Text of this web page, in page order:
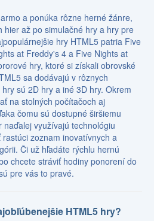
a ponúka rôzne herné žánre,
hier až po simulačné hry a hry pre
hry HTML5 patria Five
at Freddy's 4 a Five Nights at
hry, ktoré si získali obrovské
sa dodávajú v rôznych
sú 2D hry a iné 3D hry. Okrem
na stolných počítačoch aj
čomu sú dostupné širšiemu
využívajú technológiu
zoznam inovatívnych a
Či už hľadáte rýchlu hernú
chcete stráviť hodiny ponorení do
pre vás to pravé.
HTML5 hry?